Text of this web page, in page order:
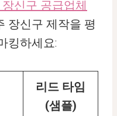
신구 공급업체
장신구 제작을 평
킹하세요:
리드 타임
(샘플)